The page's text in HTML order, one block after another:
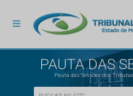
PAUTA DAS
Pauta das Sessões dos